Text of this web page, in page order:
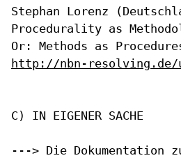
Stephan Lorenz
Procedurality as
Or: Methods as
http://nbn-resolving.de/
C) IN EIGENER SACHE
---> Die Dokumentation